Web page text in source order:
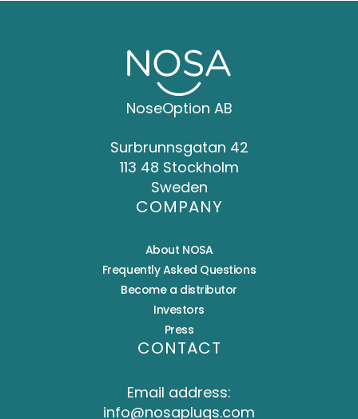
NoseOption AB
Surbrunnsgatan 42
113 48 Stockholm
Sweden
COMPANY
About NOSA
Frequently Asked Questions
Become a distributor
Investors
Press
CONTACT
Email address:
info@nosaplugs.com